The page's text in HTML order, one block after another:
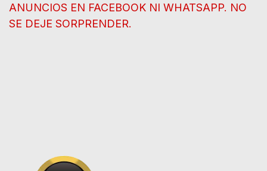
ANUNCIOS EN FACEBOOK NI WHATSAPP. NO
SE DEJE SORPRENDER.